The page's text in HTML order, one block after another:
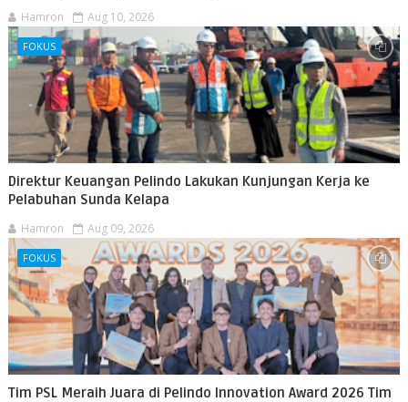
Hamron Aug 10, 2026
FOKUS
Direktur Keuangan Pelindo Lakukan Kunjungan Kerja ke
Pelabuhan Sunda Kelapa
Hamron Aug 09, 2026
FOKUS
Tim PSL Meraih Juara di Pelindo Innovation Award 2026 Tim